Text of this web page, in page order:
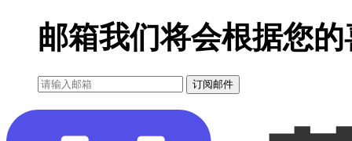
邮箱我们将会根据您
订阅邮件